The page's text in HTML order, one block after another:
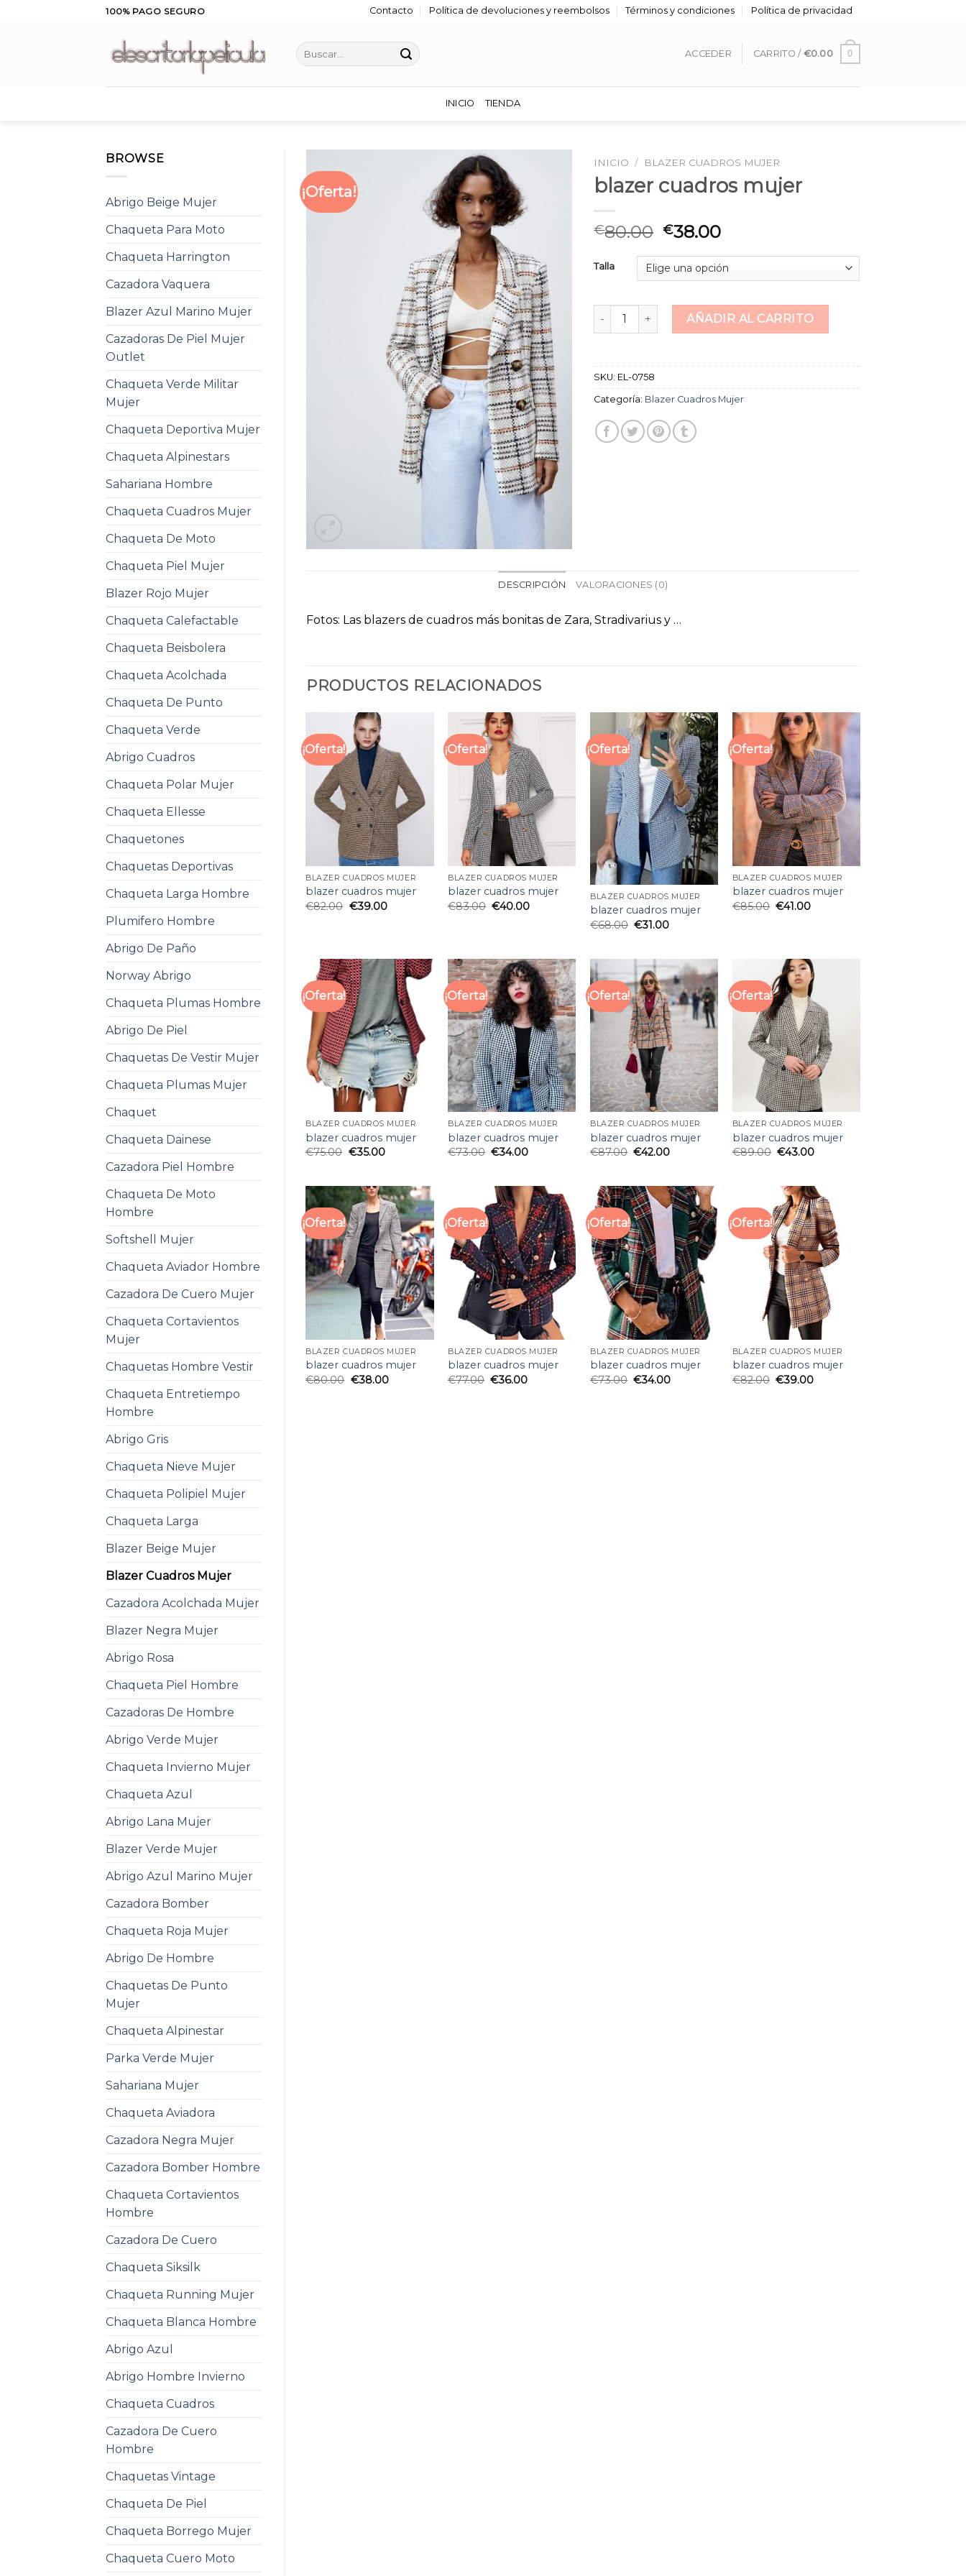
100% PAGO SEGURO Contacto Política de devoluciones y reembolsos Términos y condiciones Política de privacidad
Buscar
por:
ACCEDER CARRITO / €0.00 0
INICIO TIENDA
BROWSE
Abrigo Beige Mujer
Chaqueta Para Moto
Chaqueta Harrington
Cazadora Vaquera
Blazer Azul Marino Mujer
Cazadoras De Piel Mujer
Outlet
Chaqueta Verde Militar
Mujer
Chaqueta Deportiva Mujer
Chaqueta Alpinestars
Sahariana Hombre
Chaqueta Cuadros Mujer
Chaqueta De Moto
Chaqueta Piel Mujer
Blazer Rojo Mujer
Chaqueta Calefactable
Chaqueta Beisbolera
Chaqueta Acolchada
Chaqueta De Punto
Chaqueta Verde
Abrigo Cuadros
Chaqueta Polar Mujer
Chaqueta Ellesse
Chaquetones
Chaquetas Deportivas
Chaqueta Larga Hombre
Plumifero Hombre
Abrigo De Paño
Norway Abrigo
Chaqueta Plumas Hombre
Abrigo De Piel
Chaquetas De Vestir Mujer
Chaqueta Plumas Mujer
Chaquet
Chaqueta Dainese
Cazadora Piel Hombre
Chaqueta De Moto
Hombre
Softshell Mujer
Chaqueta Aviador Hombre
Cazadora De Cuero Mujer
Chaqueta Cortavientos
Mujer
Chaquetas Hombre Vestir
Chaqueta Entretiempo
Hombre
Abrigo Gris
Chaqueta Nieve Mujer
Chaqueta Polipiel Mujer
Chaqueta Larga
Blazer Beige Mujer
Blazer Cuadros Mujer
Cazadora Acolchada Mujer
Blazer Negra Mujer
Abrigo Rosa
Chaqueta Piel Hombre
Cazadoras De Hombre
Abrigo Verde Mujer
Chaqueta Invierno Mujer
Chaqueta Azul
Abrigo Lana Mujer
Blazer Verde Mujer
Abrigo Azul Marino Mujer
Cazadora Bomber
Chaqueta Roja Mujer
Abrigo De Hombre
Chaquetas De Punto
Mujer
Chaqueta Alpinestar
Parka Verde Mujer
Sahariana Mujer
Chaqueta Aviadora
Cazadora Negra Mujer
Cazadora Bomber Hombre
Chaqueta Cortavientos
Hombre
Cazadora De Cuero
Chaqueta Siksilk
Chaqueta Running Mujer
Chaqueta Blanca Hombre
Abrigo Azul
Abrigo Hombre Invierno
Chaqueta Cuadros
Cazadora De Cuero
Hombre
Chaquetas Vintage
Chaqueta De Piel
Chaqueta Borrego Mujer
Chaqueta Cuero Moto
¡Oferta!
INICIO / BLAZER CUADROS MUJER
blazer cuadros mujer
€80.00 €38.00
Talla
blazer cuadros mujer cantidadAÑADIR AL CARRITO
SKU: EL-0758
Categoría: Blazer Cuadros Mujer
DESCRIPCIÓN VALORACIONES (0)
Fotos: Las blazers de cuadros más bonitas de Zara, Stradivarius y …
PRODUCTOS RELACIONADOS
¡Oferta!
BLAZER CUADROS MUJER
blazer cuadros mujer
€82.00 €39.00
¡Oferta!
BLAZER CUADROS MUJER
blazer cuadros mujer
€83.00 €40.00
¡Oferta!
BLAZER CUADROS MUJER
blazer cuadros mujer
€68.00 €31.00
¡Oferta!
BLAZER CUADROS MUJER
blazer cuadros mujer
€85.00 €41.00
¡Oferta!
BLAZER CUADROS MUJER
blazer cuadros mujer
€75.00 €35.00
¡Oferta!
BLAZER CUADROS MUJER
blazer cuadros mujer
€73.00 €34.00
¡Oferta!
BLAZER CUADROS MUJER
blazer cuadros mujer
€87.00 €42.00
¡Oferta!
BLAZER CUADROS MUJER
blazer cuadros mujer
€89.00 €43.00
¡Oferta!
BLAZER CUADROS MUJER
blazer cuadros mujer
€80.00 €38.00
¡Oferta!
BLAZER CUADROS MUJER
blazer cuadros mujer
€77.00 €36.00
¡Oferta!
BLAZER CUADROS MUJER
blazer cuadros mujer
€73.00 €34.00
¡Oferta!
BLAZER CUADROS MUJER
blazer cuadros mujer
€82.00 €39.00